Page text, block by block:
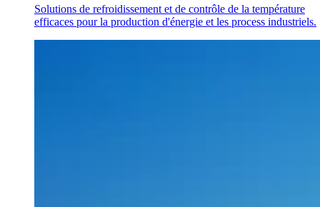
Solutions de refroidissement et de contrôle de la température
efficaces pour la production d'énergie et les process industriels.